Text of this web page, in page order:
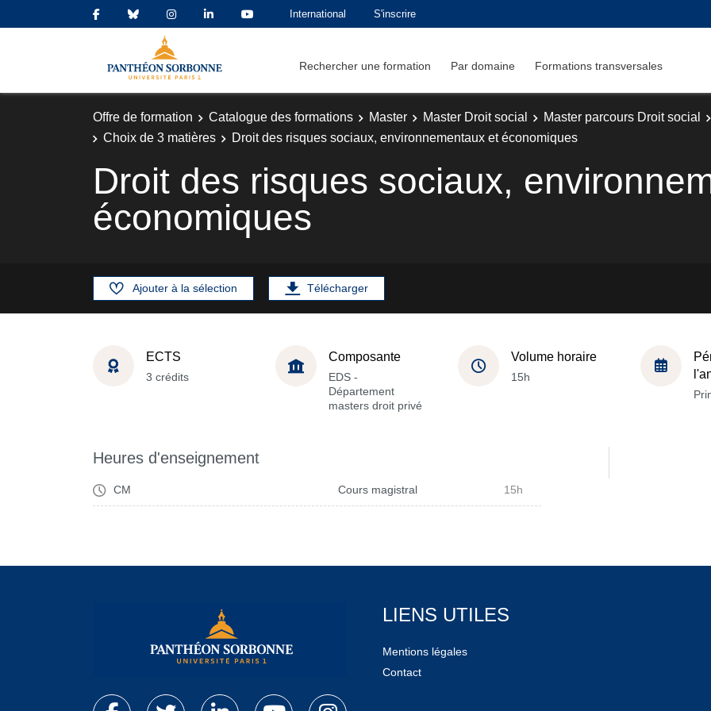
International S'inscrire
Rechercher une formation Par domaine Formations transversales
Offre de formation Catalogue des formations Master Master Droit social Master parcours Droit social
Choix de 3 matières
Droit des risques sociaux, environnementaux et économiques
Droit des risques sociaux,
économiques
Ajouter à la sélection Télécharger
ECTS
3 crédits
Composante
EDS -
Département
masters droit privé
Volume horaire
15h
Heures d'enseignement
CM Cours magistral 15h
LIENS UTILES
Mentions légales
Contact